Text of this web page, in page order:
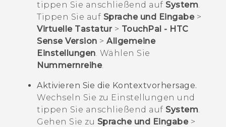
tippen Sie anschließend auf System.
Tippen Sie auf Sprache und Eingabe>
Virtuelle Tastatur> TouchPal - HTC
Sense Version > Allgemeine
Einstellungen. Wählen Sie
Nummernreihe.
Aktivieren Sie die Kontextvorhersage.
Wechseln Sie zu Einstellungen und
tippen Sie anschließend auf System.
Gehen Sie zu Sprache und Eingabe>